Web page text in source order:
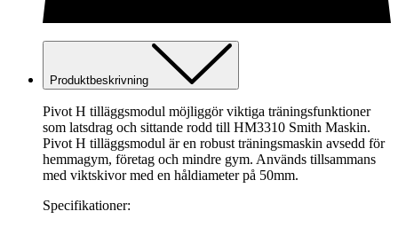
Produktbeskrivning
Pivot H tilläggsmodul möjliggör viktiga träningsfunktioner
som latsdrag och sittande rodd till HM3310 Smith Maskin.
Pivot H tilläggsmodul är en robust träningsmaskin avsedd för
hemmagym, företag och mindre gym. Används tillsammans
med viktskivor med en håldiameter på 50mm.
Specifikationer: